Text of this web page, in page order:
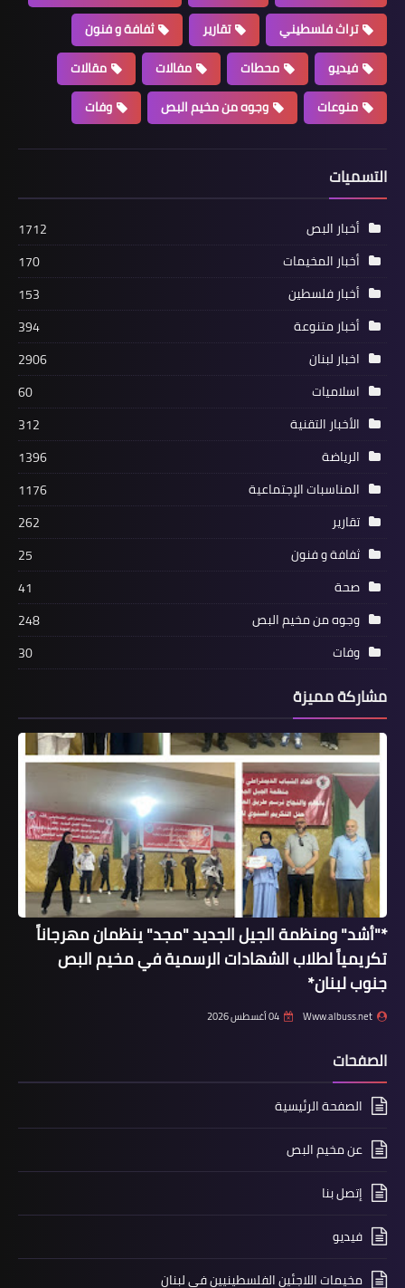
أخبار متنوعة
*🌐📡🚨عملية دهم للجيش في منطقة
صحراء الشويفات.. ما الذي تم ضبطه؟*
أخبار البص
*النشرة": قرار مفاجىء بتعيين قائد جديد
للقوة المشتركة الفلسطينية في عين
الحلوة*
أخبار البص
*مطلوب موظفه للعمل في مخيم البص*
إفتتاح مركز إبتسامة لطب الاسنان
تراث فلسطيني
تقارير
ثفافة و فنون
فيديو
محطات مفالات
مقالات
منوعات
وجوه من مخيم البص وفات
التسميات
أخبار البص
1712
أخبار المخيمات
170
أخبار فلسطين
153
أخبار متنوعة
394
اخبار لبنان
2906
اسلاميات
60
الأخبار التقنية
312
الرياضة
1396
المناسبات الإجتماعية
1176
تقارير
262
ثفافة و فنون
25
صحة
41
وجوه من مخيم البص
248
وفات
30
مشاركة مميزة
*"أشد" ومنظمة الجيل الجديد "مجد" ينظمان مهرجاناً
تكريمياً لطلاب الشهادات الرسمية في مخيم البص
جنوب لبنان*
Www.albuss.net 04 أغسطس 2026
الصفحات
الصفحة الرئيسية
عن مخيم البص
إتصل بنا
فيديو
مخيمات اللاجئين الفلسطينيين في لبنان